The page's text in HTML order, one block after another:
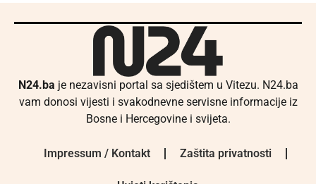
N24.ba je nezavisni portal sa sjedištem u Vitezu. N24.ba
vam donosi vijesti i svakodnevne servisne informacije iz
Bosne i Hercegovine i svijeta.
Impressum / Kontakt Zaštita privatnosti